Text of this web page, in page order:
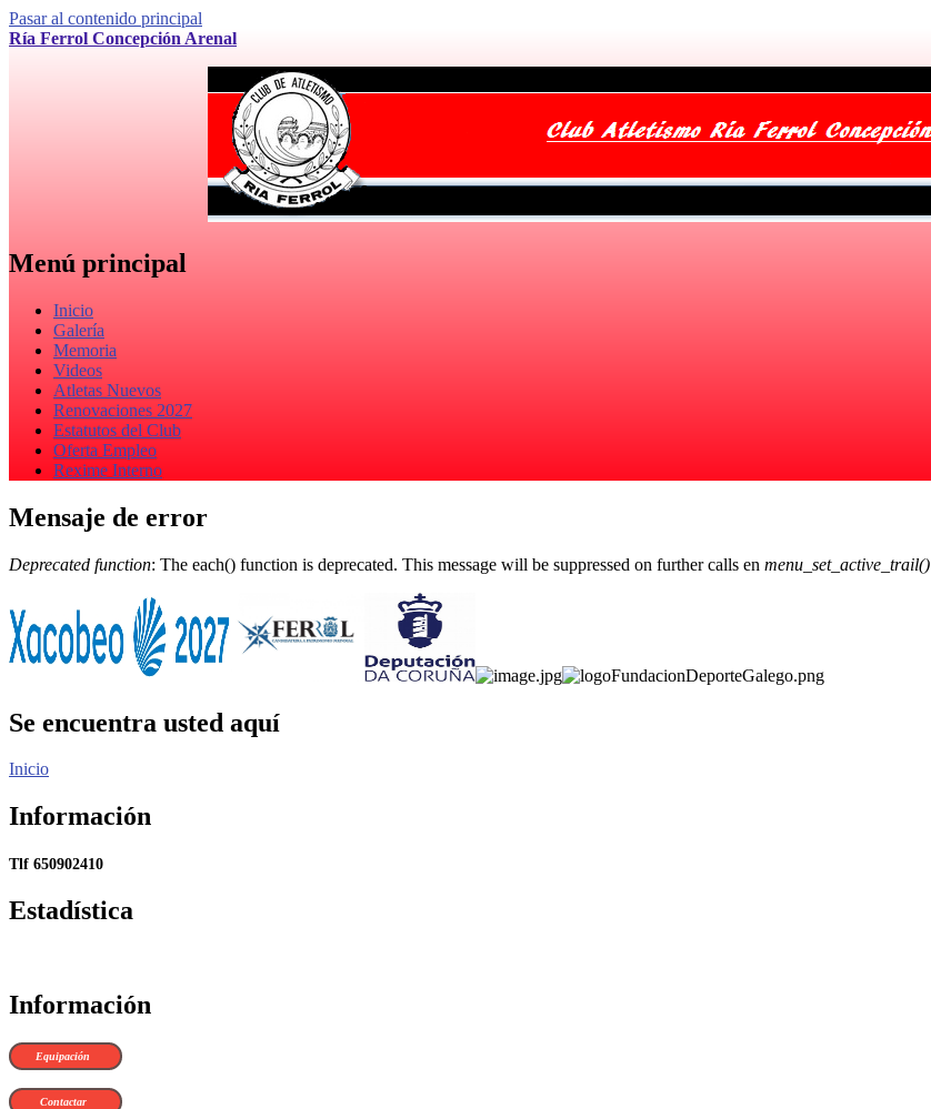
Pasar al contenido principal
Ría Ferrol Concepción Arenal
Menú principal
Inicio
Galería
Memoria
Videos
Atletas Nuevos
Renovaciones 2027
Estatutos del Club
Oferta Empleo
Rexime Interno
Mensaje de error
Deprecated function: The each() function is deprecated. This message will be suppressed on further calls en menu_set_active_trail()
Se encuentra usted aquí
Inicio
Información
Tlf 650902410
Estadística
Información
Equipación
Contactar